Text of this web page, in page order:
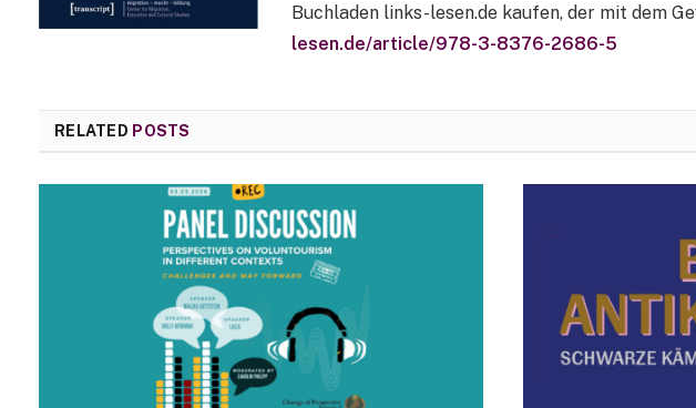
Buchladen links-lesen.de kaufen, der mit dem
lesen.de/article/978-3-8376-2686-5
RELATED POSTS